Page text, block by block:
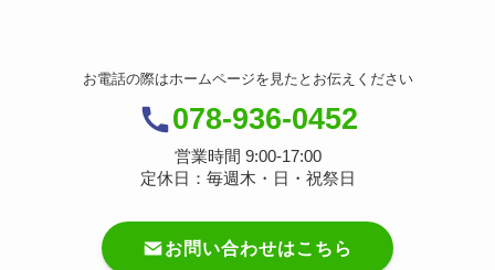
お電話の際はホームページを見たとお伝えください
078-936-0452
営業時間 9:00-17:00
定休日：毎週木・日・祝祭日
お問い合わせはこちら